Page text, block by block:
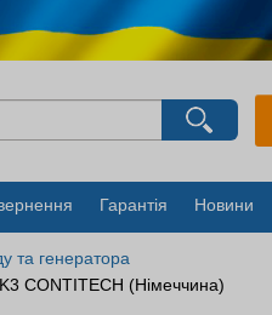
Гарантія Новини
та генератора
CONTITECH (Німеччина)